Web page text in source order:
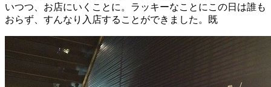
いつつ、お店にいくことに。ラッキーなことにこの日は誰も
おらず、すんなり入店することができました。既